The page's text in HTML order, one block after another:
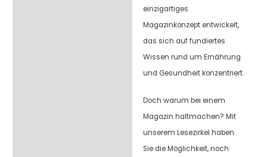
einzigartiges
Magazinkonzept entwickelt,
das sich auf fundiertes
Wissen rund um Ernährung
und Gesundheit konzentriert.
Doch warum bei einem
Magazin haltmachen? Mit
unserem Lesezirkel haben
Sie die Möglichkeit, noch